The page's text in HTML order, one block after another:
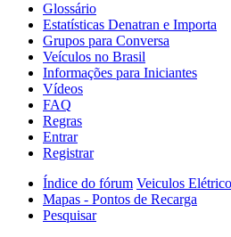
Glossário
Estatísticas Denatran e Importa
Grupos para Conversa
Veículos no Brasil
Informações para Iniciantes
Vídeos
FAQ
Regras
Entrar
Registrar
Índice do fórum Veiculos
Mapas - Pontos de Recarga
Pesquisar